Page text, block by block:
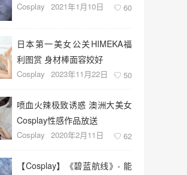
Cosplay 2021年1月10日 60
日本第一美女公关HIMEKA福
利图赏 身材棒面容姣好
Cosplay 2023年11月22日 50
喷血火辣极致诱惑 澳洲大美女
Cosplay性感作品放送
Cosplay 2020年2月11日 62
【Cosplay】《碧蓝航线》- 能